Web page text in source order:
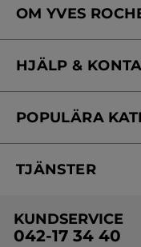
OM YVES
Vårt engagemang
Skönhetstips
HJÄLP &
Kontakta oss
Online prislista
POPULÄRA
Erbjudanden
Travelsize
TJÄNSTER
Onlineprislista för
KUNDSERVICE
042-17 34 40